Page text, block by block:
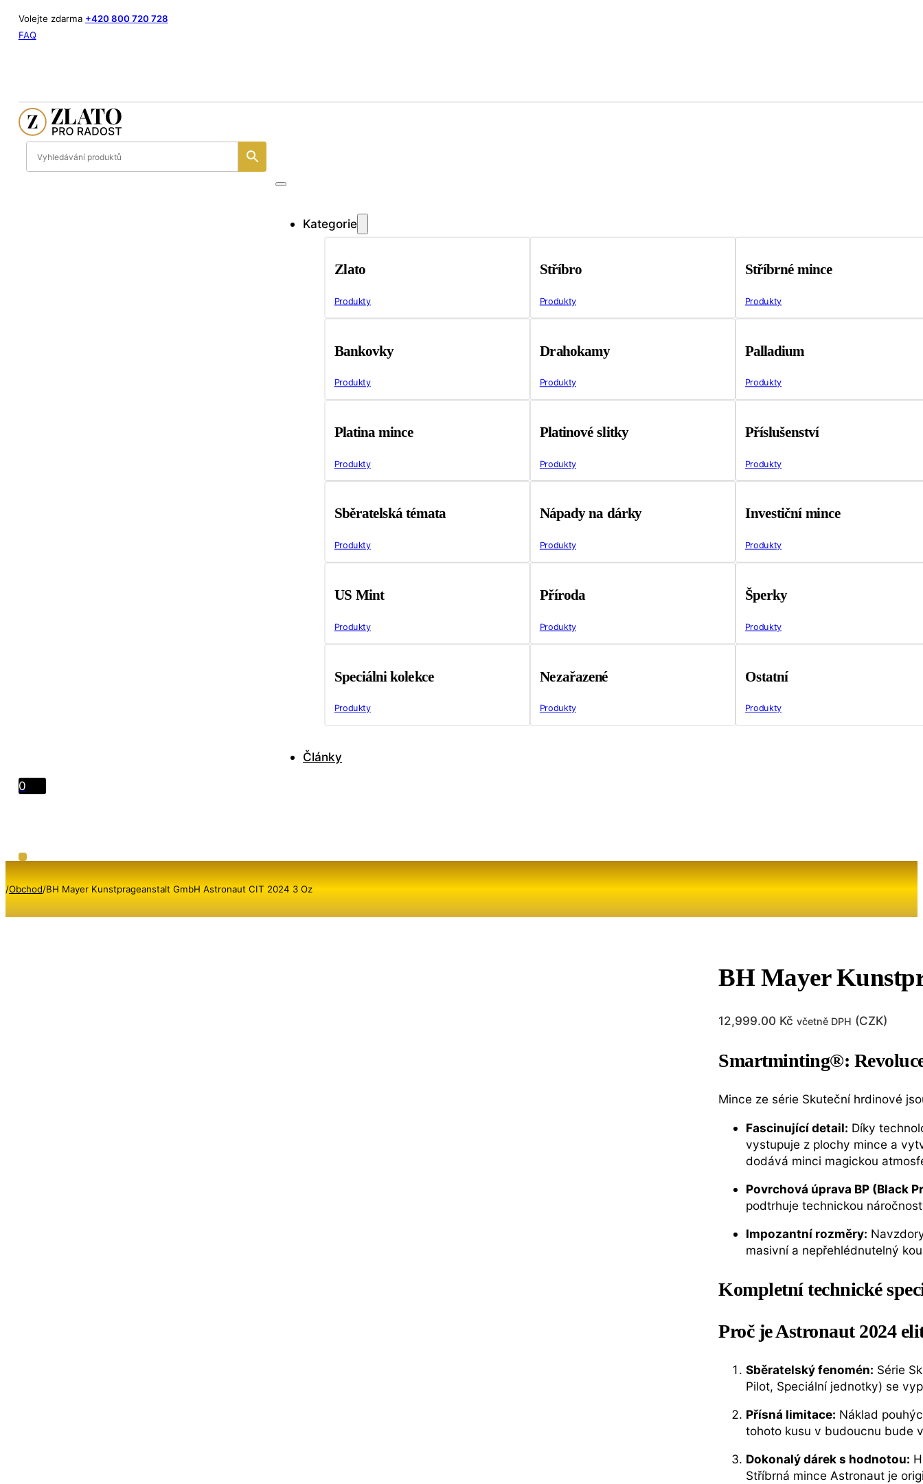
Volejte zdarma +420 800 720 728
FAQ
Kategorie
Zlato
Produkty
Stříbro
Produkty
Stříbrné mince
Produkty
Bankovky
Produkty
Drahokamy
Produkty
Palladium
Produkty
Platina mince
Produkty
Platinové slitky
Produkty
Příslušenství
Produkty
Sběratelská témata
Produkty
Nápady na dárky
Produkty
Investiční mince
Produkty
US Mint
Produkty
Příroda
Produkty
Šperky
Produkty
Speciálni kolekce
Produkty
Nezařazené
Produkty
Ostatní
Produkty
Články
0
/Obchod/BH Mayer Kunstprageanstalt GmbH Astronaut CIT 2024 3 Oz
BH Mayer
12,999.00 Kč včetně DPH (CZK)
Smartminting®:
Mince ze série Skuteční hrdinové
Fascinující detail: Díky
vystupuje z plochy mince a
dodává minci magickou
Povrchová úprava BP (Black
podtrhuje technickou
Impozantní rozměry:
masivní a nepřehlédnutelný
Kompletní technické
Proč je Astronaut 2024
Sběratelský fenomén: Série
Pilot, Speciální jednotky) se
Přísná limitace: Náklad
tohoto kusu v budoucnu bude
Dokonalý dárek s hodnotou:
Stříbrná mince Astronaut je